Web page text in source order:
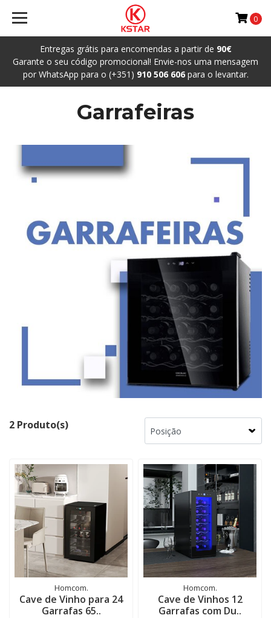
Entregas grátis para encomendas a partir de 90€
Garante o seu código promocional! Envie-nos uma mensagem
por WhatsApp para o (+351) 910 506 606para o levantar.
0
Garrafeiras
2 Produto(s)
Homcom.
Cave de Vinho para 24
Garrafas 65..
Homcom.
Cave de Vinhos 12
Garrafas com Du..